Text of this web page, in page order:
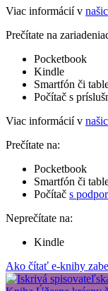
Viac informácií v
Prečítate na
Pocketbook
Kindle
Smartfón či
Počítač s
Viac informácií v
Prečítate na:
Pocketbook
Smartfón či
Počítač s
Neprečítate na:
Kindle
Ako čítať e-knihy